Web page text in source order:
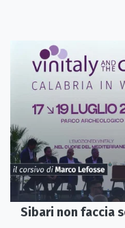
Sibari non faccia